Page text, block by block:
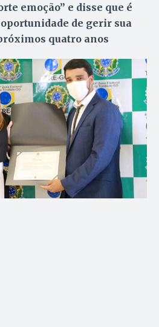
emoção” e disse que é
de gerir sua
quatro anos